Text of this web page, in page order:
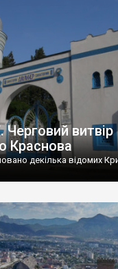
витвір
Краснова
декілька відомих